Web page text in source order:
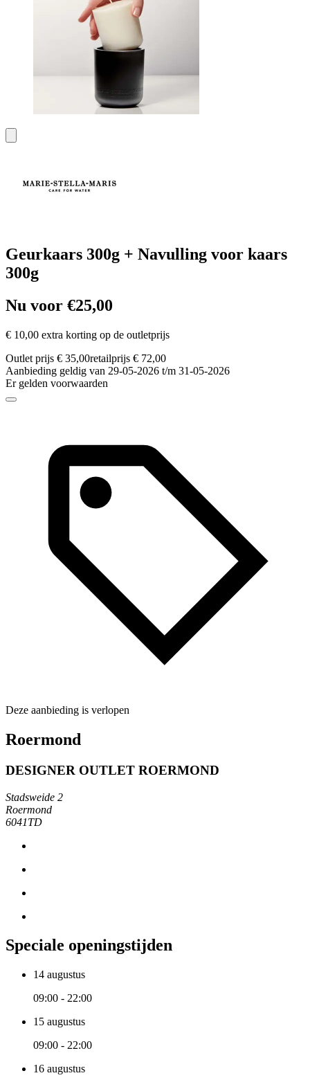
Geurkaars 300g + Navulling voor kaars
300g
Nu voor €25,00
€ 10,00 extra korting op de outletprijs
Outlet prijs € 35,00retailprijs € 72,00
Aanbieding geldig van 29-05-2026 t/m 31-05-2026
Er gelden voorwaarden
Deze aanbieding is verlopen
Roermond
DESIGNER OUTLET ROERMOND
Stadsweide 2
Roermond
6041TD
Speciale openingstijden
14 augustus
09:00 - 22:00
15 augustus
09:00 - 22:00
16 augustus